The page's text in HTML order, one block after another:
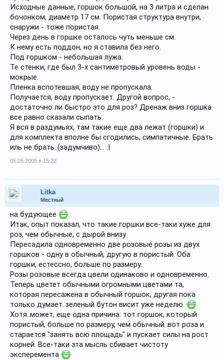
Исходные данные, горшок большой, на 3 литра и сделан
бочонком, диаметр 17 см. Пористая структура внутри,
снаружи - тоже пористая.
Через день в горшке осталось чуть меньше см.
К нему есть поддон, но я ставила без него.
Под горшком - небольшая лужа.
Те стенки, где был 3-х сантиметровый уровень воды -
мокрые.
Пленка вспотевшая, воду не пропускала.
Получается, воду пропускает. Другой вопрос, -
достаточно ли быстро это для роз? Дренаж вниз горшка
все равно сказали сыпать.
Я вся в раздумьях, там такие еще два лежат (горшки) и
для комплекта вполне бы сгодились, симпатичные. Брать
иль не брать..(задумчиво)... :|
05.05.2006 в 15:22
Litka
Местный
на будующее
Итак, опыт показал, что такие горшки все-таки хуже для
роз, чем обычные, с дырой внизу.
Пересадила одновременно две розовые розы из двух
горшков - одну в обычный, другую в пористый. Оба
горшки, естессно, больше по размеру.
Розы розовые всегда цвели одинаково и одновременно.
Теперь цветет обычными огромными цветами та,
которая пересажена в обычный горшок, другая пока
только думает..зеленый бутон висит уже неделю.
Хотя..может, еще одна причина: тот горшок, который
пористый, больше по размеру, чем обычный..вот роза и
старается "занять всю площадь" и пускает силы на рост
корней. Все-таки эта мысль сбивает чистоту
эксперемента